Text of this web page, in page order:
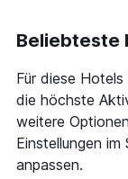
Beliebteste
Für diese
die höchste
weitere
Einstellungen
anpassen.